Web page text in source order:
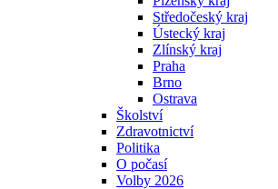
Středočeský kraj
Ústecký kraj
Zlínský kraj
Praha
Brno
Ostrava
Školství
Zdravotnictví
Politika
O počasí
Volby 2026